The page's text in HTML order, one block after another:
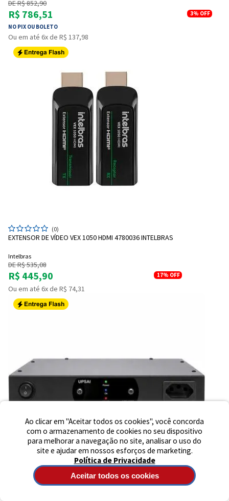
Ao clicar em "Aceitar todos os cookies", você concorda
com o armazenamento de cookies no seu dispositivo
para melhorar a navegação no site, analisar o uso do
site e ajudar em nossos esforços de marketing.
Política de Privacidade
Aceitar todos os cookies
DE R$ 852,90
R$ 786,51
NO PIX OU BOLETO
3% OFF
Ou em até 6x de R$ 137,98
(0)
EXTENSOR DE VÍDEO VEX 1050 HDMI 4780036 INTELBRAS
Intelbras
DE R$ 535,08
R$ 445,90 17% OFF
Ou em até 6x de R$ 74,31
Preencha seus dados para iniciar a
E-mail
Iniciar Conversa